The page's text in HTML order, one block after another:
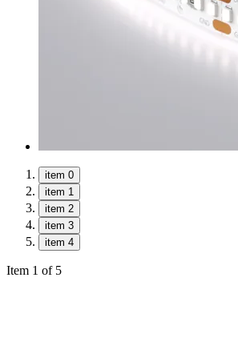
item 0
item 1
item 2
item 3
item 4
Item 1 of 5